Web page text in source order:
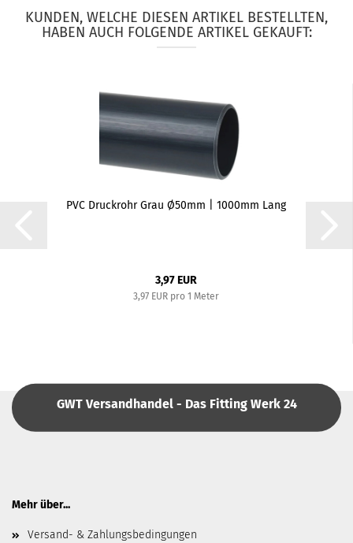
KUNDEN, WELCHE DIESEN ARTIKEL BESTELLTEN,
HABEN AUCH FOLGENDE ARTIKEL GEKAUFT:
PVC Druckrohr Grau Ø50mm | 1000mm Lang
3,97 EUR
3,97 EUR pro 1 Meter
GWT Versandhandel - Das Fitting Werk 24
Mehr über...
Versand- & Zahlungsbedingungen